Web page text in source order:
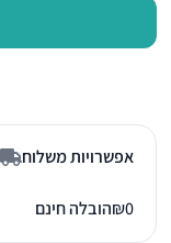
אפשרויות משלוח
₪0 הובלה חינם